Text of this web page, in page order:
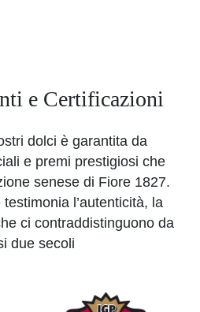
e Certificazioni
dolci è garantita da
e premi prestigiosi che
senese di Fiore 1827.
l’autenticità, la
ci contraddistinguono da
due secoli